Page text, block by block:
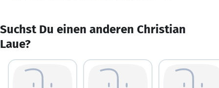
Suchst Du einen anderen Christian
Laue?